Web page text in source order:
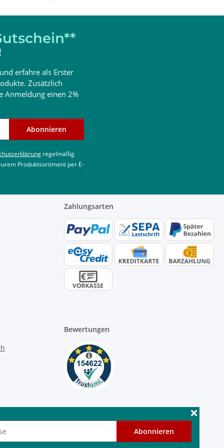
Abonnieren
erfahre als Erster
Zusätzlich
Anmeldung einen 2%
Abonnieren
regelmäßig
Produktsortiment per E-
Zahlungsarten
Bewertungen